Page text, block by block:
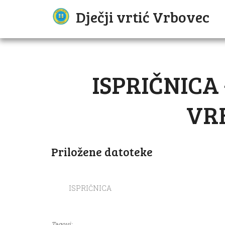
Dječji vrtić Vrbovec
Priložene datoteke
ISPRIČNICA